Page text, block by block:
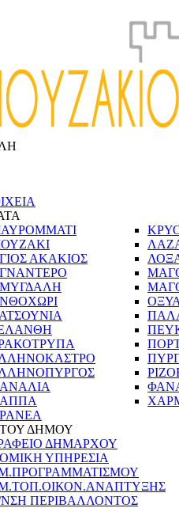
ΑΚΑΚΙΟΣ
ΤΟΥ ΔΗΜΟΥ
ΔΗΜΑΡΧΟΥ
ΥΠΗΡΕΣΙΑ
ΝΣΗ ΠΕΡΙΒΑΛΛΟΝΤΟΣ